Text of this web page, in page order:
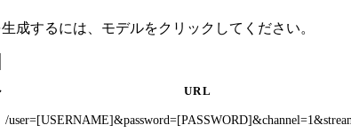
成するには、モデルをクリックしてください。
URL
/